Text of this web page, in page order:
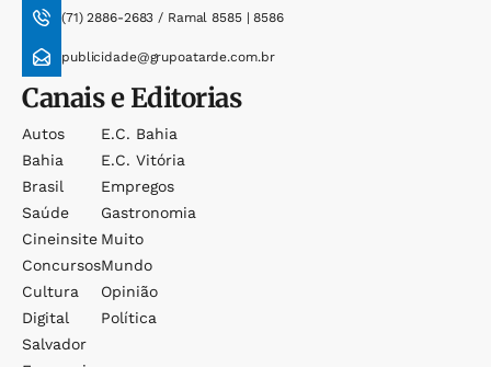
(71) 2886-2683 / Ramal 8585 | 8586
publicidade@grupoatarde.com.br
Canais e Editorias
Autos
Bahia
Brasil
Saúde
Cineinsite
Concursos
Cultura
Digital
Salvador
E.c. Bahia
E.c. Vitória
Empregos
Gastronomia
Muito
Mundo
Opinião
Política